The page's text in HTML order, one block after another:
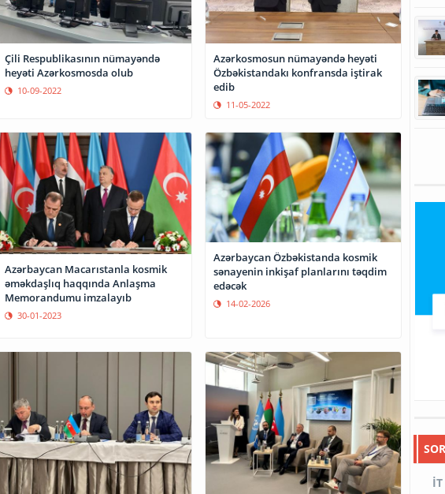
Çili Respublikasının nümayəndə
heyəti Azərkosmosda olub
10-09-2022
Azərkosmosun nümayəndə heyəti
Özbəkistandakı konfransda iştirak
edib
11-05-2022
Azərbaycan Macarıstanla kosmik
əməkdaşlıq haqqında Anlaşma
Memorandumu imzalayıb
30-01-2023
Azərbaycan Özbəkistanda kosmik
sənayenin inkişaf planlarını təqdim
edəcək
14-02-2026